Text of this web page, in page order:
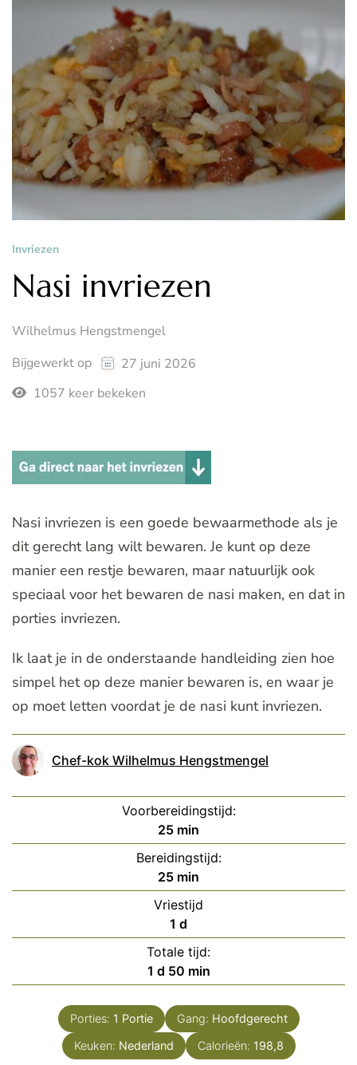
Invriezen
Nasi invriezen
Wilhelmus Hengstmengel
Bijgewerkt op
27 juni 2026
1057 keer bekeken
Nasi invriezen is een goede bewaarmethode als je
dit gerecht lang wilt bewaren. Je kunt op deze
manier een restje bewaren, maar natuurlijk ook
speciaal voor het bewaren de nasi maken, en dat in
porties invriezen.
Ik laat je in de onderstaande handleiding zien hoe
simpel het op deze manier bewaren is, en waar je
op moet letten voordat je de nasi kunt invriezen.
Chef-kok Wilhelmus Hengstmengel
Voorbereidingstijd:
25minuten
min
Bereidingstijd:
25minuten
min
Vriestijd
1 dag
d
Totale tijd:
1 dag
d 50minuten
min
Porties: 1 Portie Gang: Hoofdgerecht
Keuken: Nederland Calorieën: 198,8